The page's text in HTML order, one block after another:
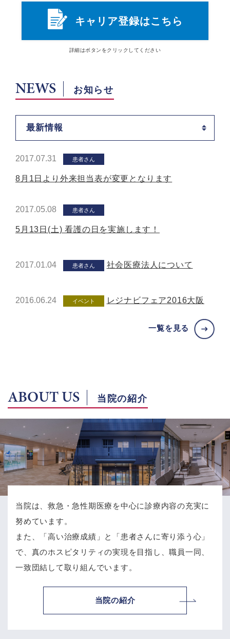
キャリア登録はこちら
詳細はボタン をクリックしてください
NEWS お知らせ
最新情報
2017.07.31 患者さん
8月1日より外来担当表が変更となります
2017.05.08 患者さん
5月13日(土) 看護の日を実施します！
2017.01.04 患者さん 社会医療法人について
2016.06.24 イベント レジナビフェア2016大阪
一覧を見る
ABOUT US 当院の紹介
当院は、救急・急性期医療を中心に診療内容の充実に
努めています。
また、「高い治療成績」と「患者さんに寄り添う心」
で、 真のホスピタリティの実現を目指し、職員一同、
一致団結して取り組んでいます。
当院の紹介